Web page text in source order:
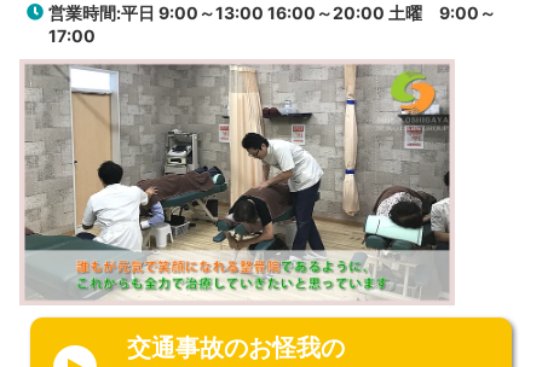
営業時間:平日 9:00～13:00 16:00～20:00 土曜 9:00～
17:00
交通事故のお怪我の